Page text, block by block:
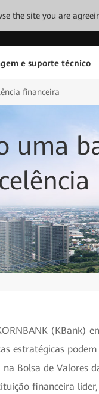
the site you are
e suporte técnico
financeira
uma
(KBank)
estratégicas
Bolsa de Valores
financeira